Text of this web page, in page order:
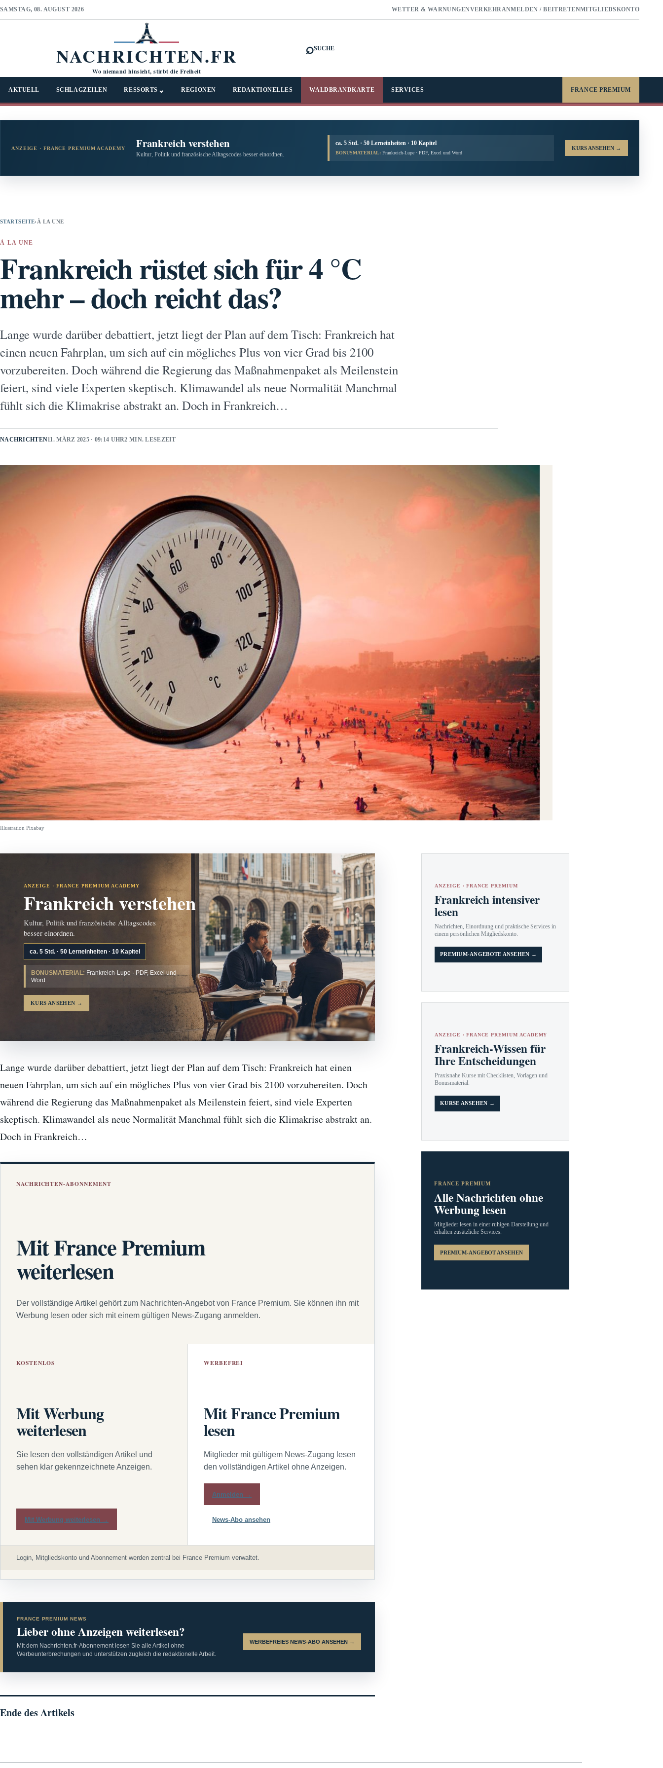
SAMSTAG, 08. AUGUST 2026 WETTER & WARNUNGENVERKEHRANMELDEN / BEITRETENMITGLIEDSKONTO
NACHRICHTEN.FR
Wo niemand hinsieht, stirbt die Freiheit
⌕SUCHE
AKTUELL SCHLAGZEILEN RESSORTS ⌄ REGIONEN REDAKTIONELLES WALDBRANDKARTE SERVICES FRANCE PREMIUM
ANZEIGE · FRANCE PREMIUM ACADEMY Frankreich verstehen
Kultur, Politik und französische Alltagscodes besser einordnen.
ca. 5 Std. · 50 Lerneinheiten · 10 Kapitel
BONUSMATERIAL: Frankreich-Lupe · PDF, Excel und Word
KURS ANSEHEN →
STARTSEITE› À LA UNE
À LA UNE
Frankreich rüstet sich für 4 °C
mehr – doch reicht das?
Lange wurde darüber debattiert, jetzt liegt der Plan auf dem Tisch: Frankreich hat
einen neuen Fahrplan, um sich auf ein mögliches Plus von vier Grad bis 2100
vorzubereiten. Doch während die Regierung das Maßnahmenpaket als Meilenstein
feiert, sind viele Experten skeptisch. Klimawandel als neue Normalität Manchmal
fühlt sich die Klimakrise abstrakt an. Doch in Frankreich…
NACHRICHTEN11. MÄRZ 2025 · 09:14 UHR2 MIN. LESEZEIT
Illustration Pixabay
ANZEIGE · FRANCE PREMIUM ACADEMY
Frankreich verstehen
Kultur, Politik und französische Alltagscodes
besser einordnen.
ca. 5 Std. · 50 Lerneinheiten · 10 Kapitel
BONUSMATERIAL: Frankreich-Lupe · PDF, Excel und
Word
KURS ANSEHEN →
Lange wurde darüber debattiert, jetzt liegt der Plan auf dem Tisch: Frankreich hat einen
neuen Fahrplan, um sich auf ein mögliches Plus von vier Grad bis 2100 vorzubereiten. Doch
während die Regierung das Maßnahmenpaket als Meilenstein feiert, sind viele Experten
skeptisch. Klimawandel als neue Normalität Manchmal fühlt sich die Klimakrise abstrakt an.
Doch in Frankreich…
NACHRICHTEN-ABONNEMENT
Mit France Premium
weiterlesen
Der vollständige Artikel gehört zum Nachrichten-Angebot von France Premium. Sie können ihn mit
Werbung lesen oder sich mit einem gültigen News-Zugang anmelden.
KOSTENLOS
Mit Werbung
weiterlesen
Sie lesen den vollständigen Artikel und
sehen klar gekennzeichnete Anzeigen.
Mit Werbung weiterlesen →
WERBEFREI
Mit France Premium
lesen
Mitglieder mit gültigem News-Zugang lesen
den vollständigen Artikel ohne Anzeigen.
Anmelden →
News-Abo ansehen
Login, Mitgliedskonto und Abonnement werden zentral bei France Premium verwaltet.
FRANCE PREMIUM NEWS
Lieber ohne Anzeigen weiterlesen?
Mit dem Nachrichten.fr-Abonnement lesen Sie alle Artikel ohne
Werbeunterbrechungen und unterstützen zugleich die redaktionelle Arbeit.
WERBEFREIES NEWS-ABO ANSEHEN →
Ende des Artikels
ANZEIGE · FRANCE PREMIUM
Frankreich intensiver
lesen
Nachrichten, Einordnung und praktische Services in
einem persönlichen Mitgliedskonto.
PREMIUM-ANGEBOTE ANSEHEN →
ANZEIGE · FRANCE PREMIUM ACADEMY
Frankreich-Wissen für
Ihre Entscheidungen
Praxisnahe Kurse mit Checklisten, Vorlagen und
Bonusmaterial.
KURSE ANSEHEN →
FRANCE PREMIUM
Alle Nachrichten ohne
Werbung lesen
Mitglieder lesen in einer ruhigen Darstellung und
erhalten zusätzliche Services.
PREMIUM-ANGEBOT ANSEHEN